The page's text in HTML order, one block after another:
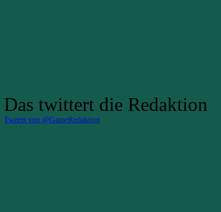
Das twittert die Redaktion
Tweets von @GameRedaktion